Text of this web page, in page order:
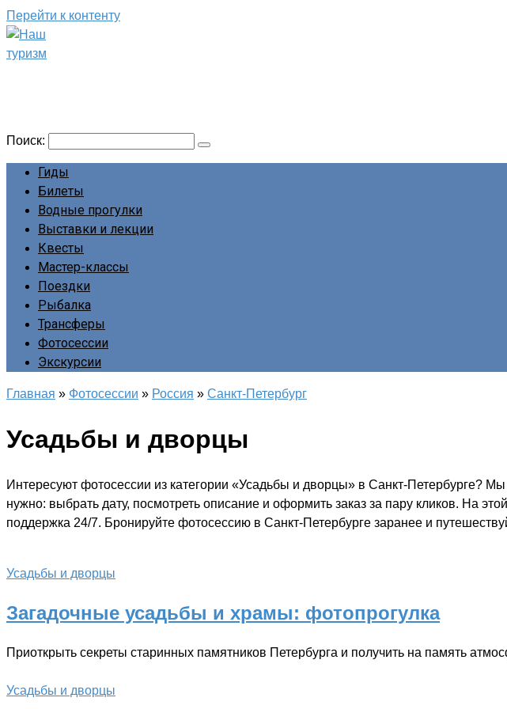
Перейти к контенту
Поиск:
Гиды
Билеты
Водные прогулки
Выставки и лекции
Квесты
Мастер-классы
Поездки
Рыбалка
Трансферы
Фотосессии
Экскурсии
Главная » Фотосессии » Россия » Санкт-Петербург
Усадьбы и дворцы
Интересуют фотосессии из категории «Усадьбы и дворцы» в Санкт-Петербурге?
нужно: выбрать дату, посмотреть описание и оформить заказ за пару кликов. На
поддержка 24/7. Бронируйте фотосессию в Санкт-Петербурге заранее и
Усадьбы и дворцы
Загадочные усадьбы и храмы: фотопрогулка
Приоткрыть секреты старинных памятников Петербурга и получить на память
Усадьбы и дворцы